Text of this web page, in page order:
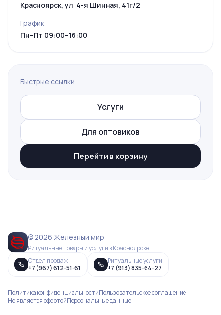
Красноярск, ул. 4-я Шинная, 41г/2
График
Пн–Пт 09:00–16:00
Быстрые ссылки
Услуги
Для оптовиков
Перейти в корзину
© 2026 Железный мир
Ритуальные товары и услуги в Красноярске
Отдел продаж
+7 (967) 612-51-61
Ритуальные услуги
+7 (913) 835-64-27
Политика конфиденциальностиПользовательское соглашение
Не является офертойПерсональные данные